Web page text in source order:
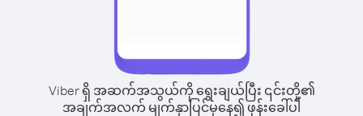
Viber ရှိ အဆက်အသွယ်ကို ရွေးချယ်ပြီး ၎င်းတို့၏
အချက်အလက် မျက်နှာပြင်မှနေ၍ ဖုန်းခေါ်ပါ